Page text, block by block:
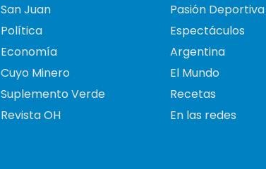
San Juan
Política
Economía
Cuyo Minero
Suplemento Verde
Revista OH
Pasión Deportiva
Espectáculos
Argentina
El Mundo
Recetas
En las redes